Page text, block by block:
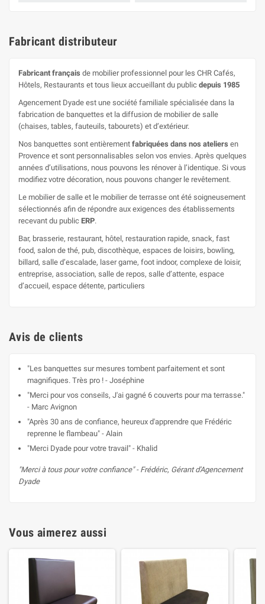
Fabricant distributeur
Fabricant français de mobilier professionnel pour les CHR Cafés,
Hôtels, Restaurants et tous lieux accueillant du public depuis 1985
Agencement Dyade est une société familiale spécialisée dans la
fabrication de banquettes et la diffusion de mobilier de salle
(chaises, tables, fauteuils, tabourets) et d’extérieur.
Nos banquettes sont entièrement fabriquées dans nos ateliers en
Provence et sont personnalisables selon vos envies. Après quelques
années d’utilisations, nous pouvons les rénover à l’identique. Si vous
modifiez votre décoration, nous pouvons changer le revêtement.
Le mobilier de salle et le mobilier de terrasse ont été soigneusement
sélectionnés afin de répondre aux exigences des établissements
recevant du public ERP.
Bar, brasserie, restaurant, hôtel, restauration rapide, snack, fast
food, salon de thé, pub, discothèque, espaces de loisirs, bowling,
billard, salle d’escalade, laser game, foot indoor, complexe de loisir,
entreprise, association, salle de repos, salle d’attente, espace
d’accueil, espace détente, particuliers
Avis de clients
"Les banquettes sur mesures tombent parfaitement et sont
magnifiques. Très pro ! - Joséphine
"Merci pour vos conseils, J'ai gagné 6 couverts pour ma terrasse."
- Marc Avignon
"Après 30 ans de confiance, heureux d'apprendre que Frédéric
reprenne le flambeau" - Alain
"Merci Dyade pour votre travail" - Khalid
"Merci à tous pour votre confiance" - Frédéric, Gérant d'Agencement
Dyade
Vous aimerez aussi